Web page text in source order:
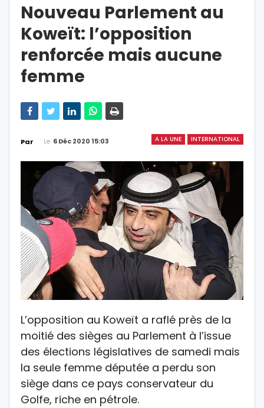
Nouveau Parlement au
Koweït: l’opposition
renforcée mais aucune
femme
A LA UNE INTERNATIONAL
Par Le 6 Déc 2020 15:03
L’opposition au Koweït a raflé près de la
moitié des sièges au Parlement à l’issue
des élections législatives de samedi mais
la seule femme députée a perdu son
siège dans ce pays conservateur du
Golfe, riche en pétrole.